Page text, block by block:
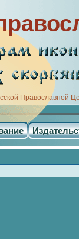
Православной